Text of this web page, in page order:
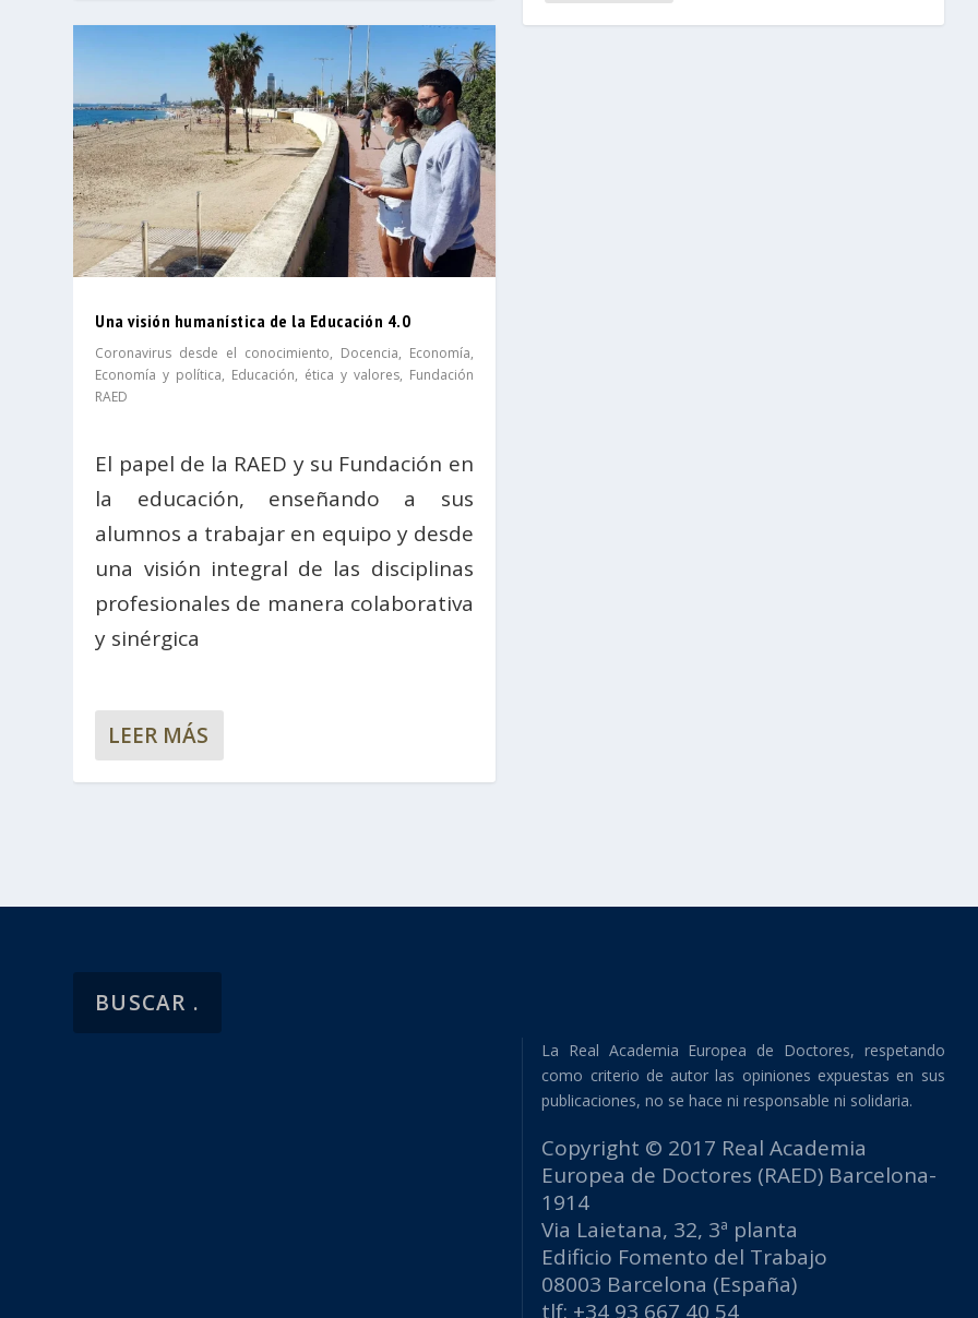
Una visión humanística de la Educación 4.0
Coronavirus desde el conocimiento, Docencia, Economía,
Economía y política, Educación, ética y valores, Fundación
RAED
El papel de la RAED y su Fundación en
la educación, enseñando a sus
alumnos a trabajar en equipo y desde
una visión integral de las disciplinas
profesionales de manera colaborativa
y sinérgica
LEER MÁS
La Real Academia Europea de Doctores, respetando
como criterio de autor las opiniones expuestas en sus
publicaciones, no se hace ni responsable ni solidaria.
Copyright © 2017 Real Academia
Europea de Doctores (RAED) Barcelona-
1914
Via Laietana, 32, 3ª planta
Edificio Fomento del Trabajo
08003 Barcelona (España)
tlf: +34 93 667 40 54